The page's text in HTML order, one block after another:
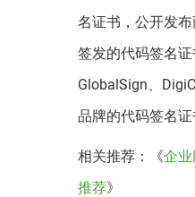
名证书，公开发
签发的代码签名证
GlobalSign、
品牌的代码签名
相关推荐：《企
推荐》